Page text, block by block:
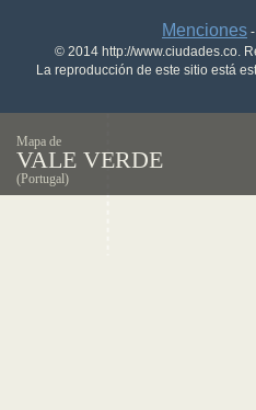
Menciones -
© 2014 http://www.ciudades.co.
La reproducción de este sitio está
Mapa de
VALE VERDE
(Portugal)